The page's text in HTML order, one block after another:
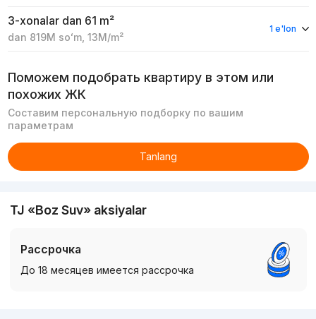
3-xonalar dan 61 m²
dan 819M soʻm, 13M/m²
1 e'lon
Поможем подобрать квартиру в этом или
похожих ЖК
Составим персональную подборку по вашим
параметрам
Tanlang
TJ «Boz Suv» aksiyalar
Рассрочка
До 18 месяцев имеется рассрочка